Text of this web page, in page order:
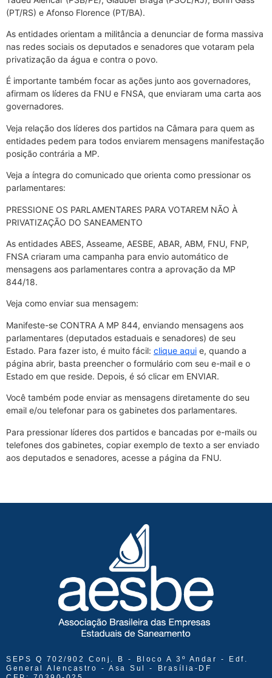
(PT/RS) e Afonso Florence (PT/BA).
As entidades orientam a militância a denunciar de forma massiva
nas redes sociais os deputados e senadores que votaram pela
privatização da água e contra o povo.
É importante também focar as ações junto aos governadores,
afirmam os líderes da FNU e FNSA, que enviaram uma carta aos
governadores.
Veja relação dos líderes dos partidos na Câmara para quem as
entidades pedem para todos enviarem mensagens manifestação
posição contrária a MP.
Veja a íntegra do comunicado que orienta como pressionar os
parlamentares:
PRESSIONE OS PARLAMENTARES PARA VOTAREM NÃO À
PRIVATIZAÇÃO DO SANEAMENTO
As entidades ABES, Asseame, AESBE, ABAR, ABM, FNU, FNP,
FNSA criaram uma campanha para envio automático de
mensagens aos parlamentares contra a aprovação da MP
844/18.
Veja como enviar sua mensagem:
Manifeste-se CONTRA A MP 844, enviando mensagens aos
parlamentares (deputados estaduais e senadores) de seu
Estado. Para fazer isto, é muito fácil: clique aqui e, quando a
página abrir, basta preencher o formulário com seu e-mail e o
Estado em que reside. Depois, é só clicar em ENVIAR.
Você também pode enviar as mensagens diretamente do seu
email e/ou telefonar para os gabinetes dos parlamentares.
Para pressionar líderes dos partidos e bancadas por e-mails ou
telefones dos gabinetes, copiar exemplo de texto a ser enviado
aos deputados e senadores, acesse a página da FNU.
SEPS Q 702/902 Conj. B - Bloco A 3º Andar - Edf.
General Alencastro - Asa Sul - Brasília-DF